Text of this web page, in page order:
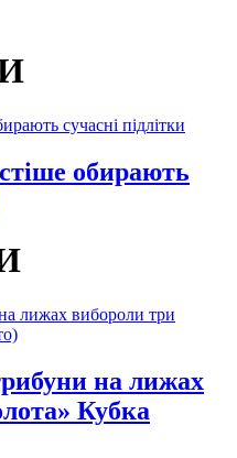
обирають
на лижах
Кубка